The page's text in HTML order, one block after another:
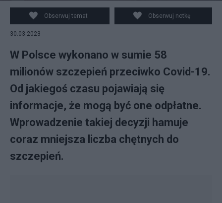
(Szczepienia przeciwko Covid – 19 mogą być płatne.
Fot. CC0)
Obserwuj temat Obserwuj notkę
30.03.2023
W Polsce wykonano w sumie 58
milionów szczepień przeciwko Covid-19.
Od jakiegoś czasu pojawiają się
informacje, że mogą być one odpłatne.
Wprowadzenie takiej decyzji hamuje
coraz mniejsza liczba chętnych do
szczepień.